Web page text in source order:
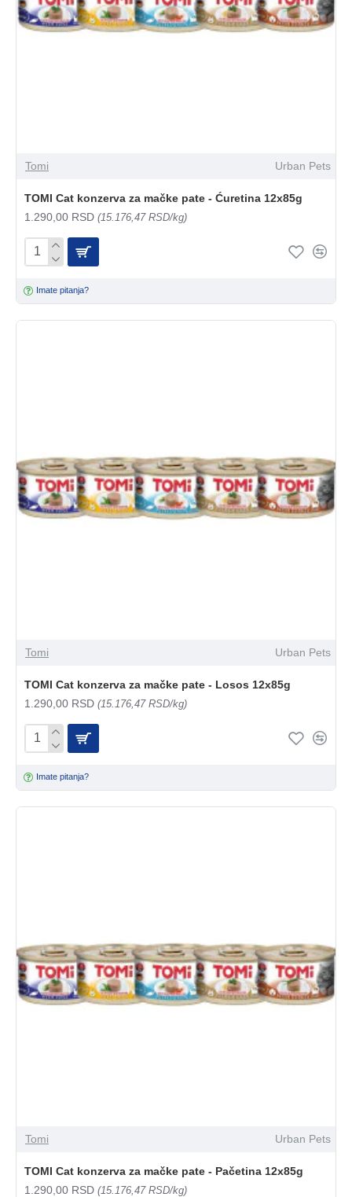
Tomi Urban Pets
TOMI Cat konzerva za mačke pate - Ćuretina 12x85g
1.290,00 RSD (15.176,47 RSD/kg)
Imate pitanja?
Tomi Urban Pets
TOMI Cat konzerva za mačke pate - Losos 12x85g
1.290,00 RSD (15.176,47 RSD/kg)
Imate pitanja?
Tomi Urban Pets
TOMI Cat konzerva za mačke pate - Pačetina 12x85g
1.290,00 RSD (15.176,47 RSD/kg)